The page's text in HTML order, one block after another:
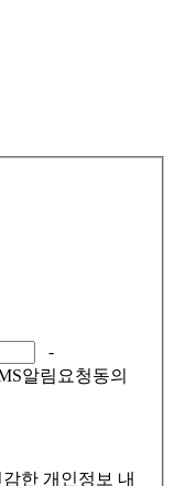
-
알림요청동의
한 개인정보 내